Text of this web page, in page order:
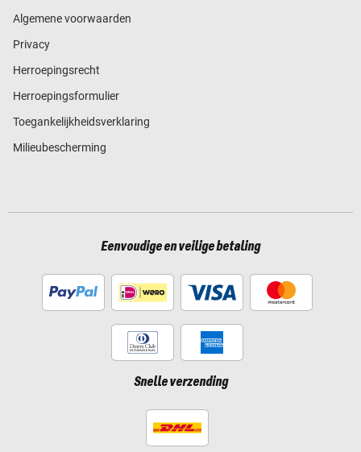
Algemene voorwaarden
Privacy
Herroepingsrecht
Herroepingsformulier
Toegankelijkheidsverklaring
Milieubescherming
Eenvoudige en veilige betaling
Snelle verzending